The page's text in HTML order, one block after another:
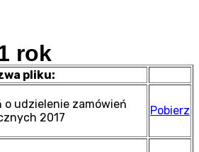
rok
pliku:
o udzielenie zamówień
2017
Pobierz